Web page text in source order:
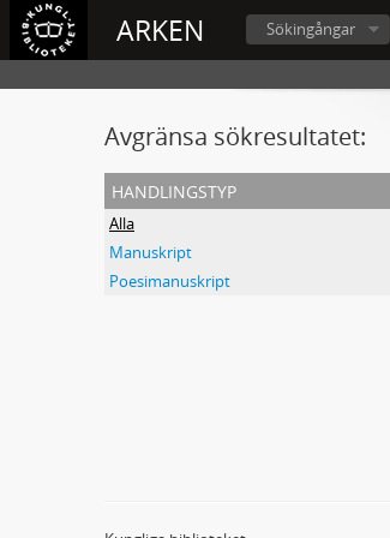
ARKEN Sökingångar
Avgränsa sökresultatet:
handlingstyp
Alla
Manuskript
Poesimanuskript